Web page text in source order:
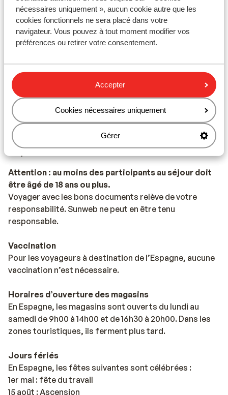
nécessaires uniquement », aucun cookie autre que les
cookies fonctionnels ne sera placé dans votre
navigateur. Vous pouvez à tout moment modifier vos
préférences ou retirer votre consentement.
Accepter
Cookies nécessaires uniquement
Gérer
Alimentation
L'Espagne est connue pour les tapas, la paella et la
sangria.
Le numéro d’urgence en Espagne pour les services de
police, d’ambulance et incendie est le 112.
Documents de voyage
Vous devez être en possession d’un passeport ou
d’une carte d’identité en cours de validité. Vos
documents de voyage sont sous votre entière
Attention : au moins des participants au séjour doit
être âgé de 18 ans ou plus.
Voyager avec les bons documents relève de votre
responsabilité. Sunweb ne peut en être tenu
responsable.
Vaccination
Pour les voyageurs à destination de l’Espagne, aucune
vaccination n’est nécessaire.
Horaires d’ouverture des magasins
En Espagne, les magasins sont ouverts du lundi au
samedi de 9h00 à 14h00 et de 16h30 à 20h00. Dans les
zones touristiques, ils ferment plus tard.
Jours fériés
En Espagne, les fêtes suivantes sont célébrées :
1er mai : fête du travail
15 août : Ascension